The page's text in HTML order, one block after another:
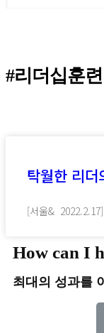
#리더십훈련
탁월한 리더
[서울&
How can I
최대의 성과를